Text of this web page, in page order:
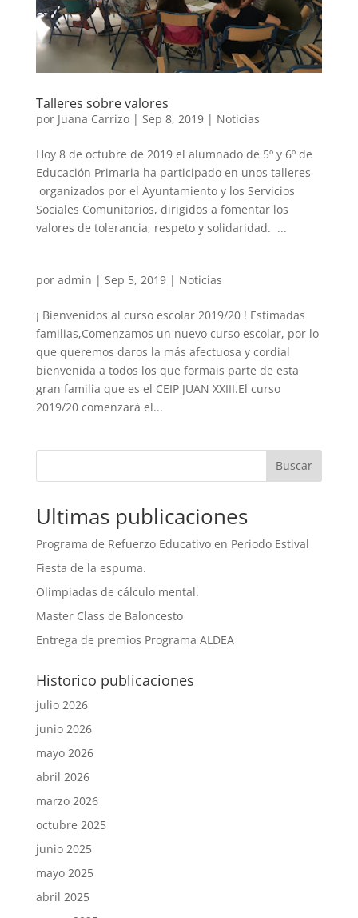
Talleres sobre valores
por Juana Carrizo| Sep 8, 2019| Noticias
Hoy 8 de octubre de 2019 el alumnado de 5º y 6º de
Educación Primaria ha participado en unos talleres
organizados por el Ayuntamiento y los Servicios
Sociales Comunitarios, dirigidos a fomentar los
valores de tolerancia, respeto y solidaridad. ...
por admin | Sep 5, 2019| Noticias
¡ Bienvenidos al curso escolar 2019/20 ! Estimadas
familias,Comenzamos un nuevo curso escolar, por lo
que queremos daros la más afectuosa y cordial
bienvenida a todos los que formais parte de esta
gran familia que es el CEIP JUAN XXIII.El curso
2019/20 comenzará el...
Buscar
Ultimas publicaciones
Programa de Refuerzo Educativo en Periodo Estival
Fiesta de la espuma.
Olimpiadas de cálculo mental.
Master Class de Baloncesto
Entrega de premios Programa ALDEA
Historico publicaciones
julio 2026
junio 2026
mayo 2026
abril 2026
marzo 2026
octubre 2025
junio 2025
mayo 2025
abril 2025